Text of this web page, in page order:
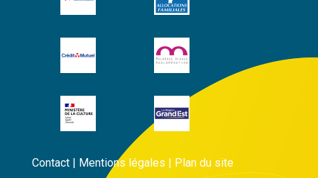
Contact| Mentions légales | Plan du site